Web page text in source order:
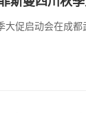
促启动会在成